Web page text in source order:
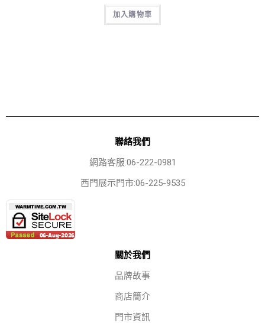
加入購物車
聯絡我們
網路客服:06-222-0981
西門展示門市:06-225-9535
關於我們
品牌故事
商店簡介
門市資訊